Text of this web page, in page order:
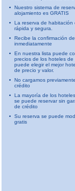
Nuestro sistema de
alojamiento es GRATIS
La reserva de habitación
rápida y segura.
Recibe la confirmación
inmediatamente
En nuestra lista puede
precios de los hoteles
puede elegir el mejor
de precio y valor.
No cargamos
crédito
La mayoría de los
se puede reservar sin
de crédito
Su reserva se puede
gratis